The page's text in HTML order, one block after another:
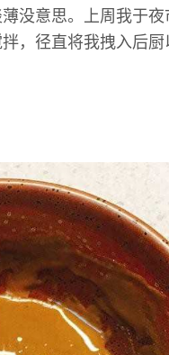
没意思。上周我于夜
，径直将我拽入后